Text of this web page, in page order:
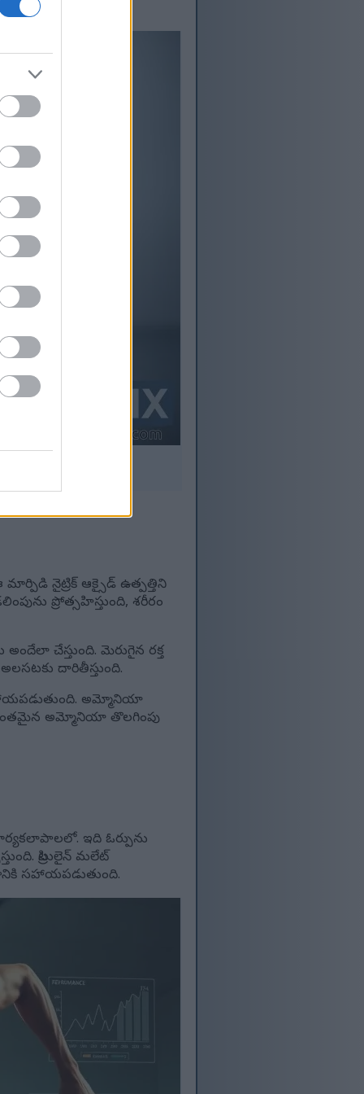
నైట్రిక్ ఆక్సైడ్ ఉత్పత్తిని
ప్రోత్సహిస్తుంది, శరీరం
చేస్తుంది. మెరుగైన రక్త
దారితీస్తుంది.
అమ్మోనియా
అమ్మోనియా తొలగింపు
ఇది ఓర్పును
సిట్రులైన్ మలేట్
సహాయపడుతుంది.